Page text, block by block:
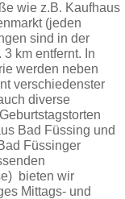
wie z.B. Kaufhaus
(jeden
sind in der
km entfernt. In
werden neben
verschiedenster
diverse
Bad Füssing und
Füssinger
bieten wir
Mittags- und